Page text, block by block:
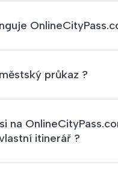
průkaz ?
na
itinerář ?